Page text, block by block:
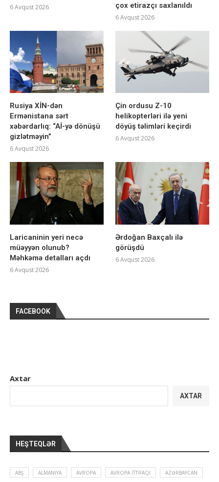
6 Avqust 2026
çox etirazçı saxlanıldı
6 Avqust 2026
Rusiya XİN-dən
Ermənistana sərt
xəbərdarlıq: “Aİ-yə dönüşü
gizlətməyin”
6 Avqust 2026
Çin ordusu Z-10
helikopterləri ilə yeni
döyüş təlimləri keçirdi
6 Avqust 2026
Laricaninin yeri necə
müəyyən olunub?
Məhkəmə detalları açdı
6 Avqust 2026
Ərdoğan Baxçalı ilə
görüşdü
6 Avqust 2026
FACEBOOK
Axtar
AXTAR
HEŞTEQLƏR
ABŞ ALMANIYA AVROPA AVROPA İTTIFAQI AZƏRBAYCAN